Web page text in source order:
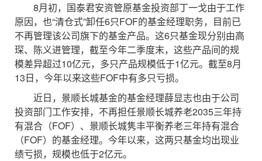
8月初，国泰君安资管原基金投资部丁一戈由于工作
原因，也“清仓式”卸任6只FOF的基金经理职务，目前已
不再管理该公司旗下的基金产品。这6只基金现分别由高
琛、陈义进管理，截至今年二季度末，这些产品间的规
模差异超过10亿元，多只产品规模低于1亿元。截至8月
13日，今年以来这些FOF中有多只亏损。
近日，景顺长城基金的基金经理薛显志也由于公司
投资部门工作安排，不再担任景顺长城养老2035三年持
有混合（FOF）、景顺长城隽丰平衡养老三年持有混合
（FOF）的基金经理。今年以来，这两只基金均出现业
绩亏损，规模也低于2亿元。